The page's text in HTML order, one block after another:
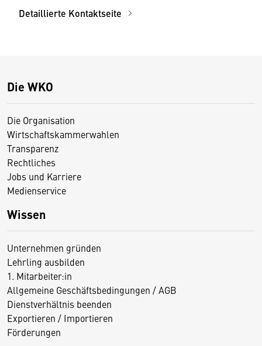
Detaillierte Kontaktseite
Die WKO
Die Organisation
Wirtschaftskammerwahlen
Transparenz
Rechtliches
Jobs und Karriere
Medienservice
Wissen
Unternehmen gründen
Lehrling ausbilden
1. Mitarbeiter:in
Allgemeine Geschäftsbedingungen / AGB
Dienstverhältnis beenden
Exportieren / Importieren
Förderungen